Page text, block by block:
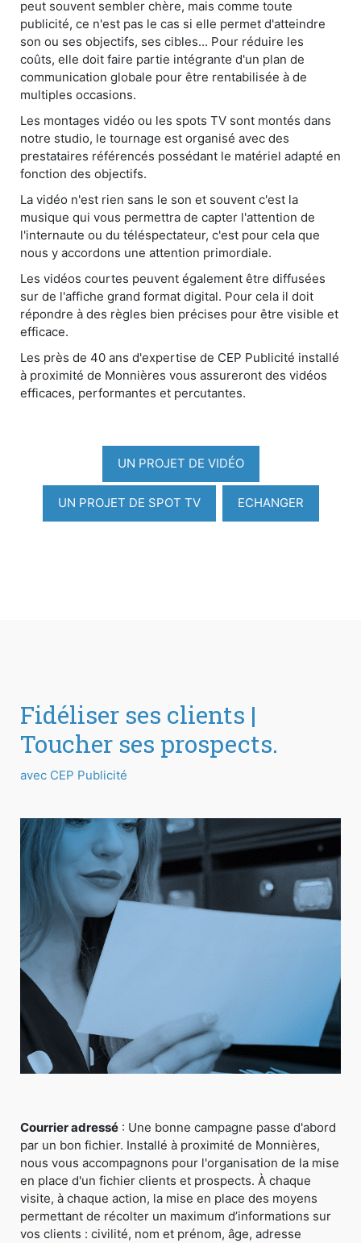
peut souvent sembler chère, mais comme toute
publicité, ce n'est pas le cas si elle permet d'atteindre
son ou ses objectifs, ses cibles... Pour réduire les
coûts, elle doit faire partie intégrante d'un plan de
communication globale pour être rentabilisée à de
multiples occasions.
Les montages vidéo ou les spots TV sont montés dans
notre studio, le tournage est organisé avec des
prestataires référencés possédant le matériel adapté en
fonction des objectifs.
La vidéo n'est rien sans le son et souvent c'est la
musique qui vous permettra de capter l'attention de
l'internaute ou du téléspectateur, c'est pour cela que
nous y accordons une attention primordiale.
Les vidéos courtes peuvent également être diffusées
sur de l'affiche grand format digital. Pour cela il doit
répondre à des règles bien précises pour être visible et
efficace.
Les près de 40 ans d'expertise de CEP Publicité installé
à proximité de Monnières vous assureront des vidéos
efficaces, performantes et percutantes.
UN PROJET DE VIDÉO
UN PROJET DE SPOT TV ECHANGER
Fidéliser ses clients |
Toucher ses prospects.
avec CEP Publicité
Courrier adressé : Une bonne campagne passe d'abord
par un bon fichier. Installé à proximité de Monnières,
nous vous accompagnons pour l'organisation de la mise
en place d'un fichier clients et prospects. À chaque
visite, à chaque action, la mise en place des moyens
permettant de récolter un maximum d’informations sur
vos clients : civilité, nom et prénom, âge, adresse